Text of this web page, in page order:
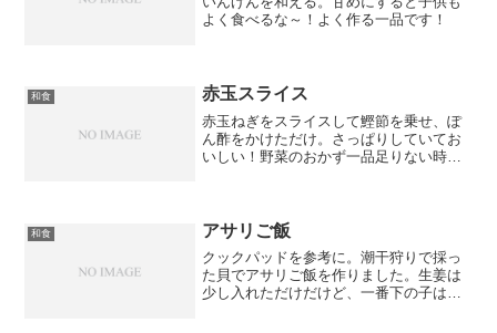
よく食べるな～！よく作る一品です！
和食 赤玉スライス
赤玉ねぎをスライスして鰹節を乗せ、ぽ
ん酢をかけただけ。さっぱりしていてお
いしい！野菜のおかず一品足りない時に
和食 アサリご飯
クックパッドを参考に。潮干狩りで採っ
た貝でアサリご飯を作りました。生姜は
少し入れただけだけど、一番下の子は